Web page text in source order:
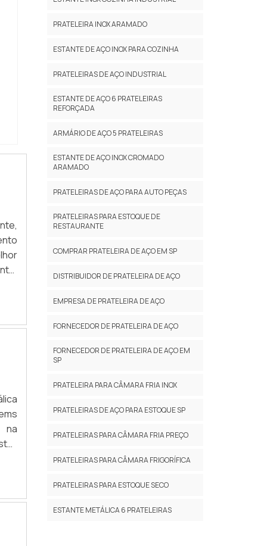
e
à
da
de
na
PRATELEIRA INOX ARAMADO
ESTANTE DE AÇO INOX PARA COZINHA
PRATELEIRAS DE AÇO INDUSTRIAL
ESTANTE DE AÇO 6 PRATELEIRAS
REFORÇADA
ARMÁRIO DE AÇO 5 PRATELEIRAS
ESTANTE DE AÇO INOX CROMADO
ARAMADO
PRATELEIRAS DE AÇO PARA AUTO PEÇAS
PRATELEIRAS PARA ESTOQUE DE
RESTAURANTE
COMPRAR PRATELEIRA DE AÇO EM SP
DISTRIBUIDOR DE PRATELEIRA DE AÇO
EMPRESA DE PRATELEIRA DE AÇO
FORNECEDOR DE PRATELEIRA DE AÇO
FORNECEDOR DE PRATELEIRA DE AÇO EM
SP
PRATELEIRA PARA CÂMARA FRIA INOX
PRATELEIRAS DE AÇO PARA ESTOQUE SP
PRATELEIRAS PARA CÂMARA FRIA PREÇO
PRATELEIRAS PARA CÂMARA FRIGORÍFICA
PRATELEIRAS PARA ESTOQUE SECO
ESTANTE METÁLICA 6 PRATELEIRAS